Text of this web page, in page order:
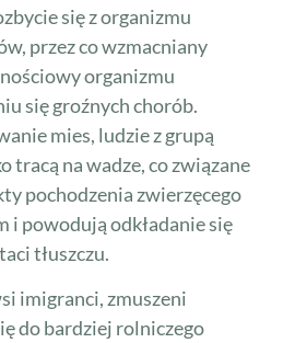
się z organizmu
przez co wzmacniany
organizmu
się groźnych chorób.
mies, ludzie z grupą
tracą na wadze, co związane
pochodzenia zwierzęcego
i powodują odkładanie się
tłuszczu.
imigranci, zmuszeni
do bardziej rolniczego